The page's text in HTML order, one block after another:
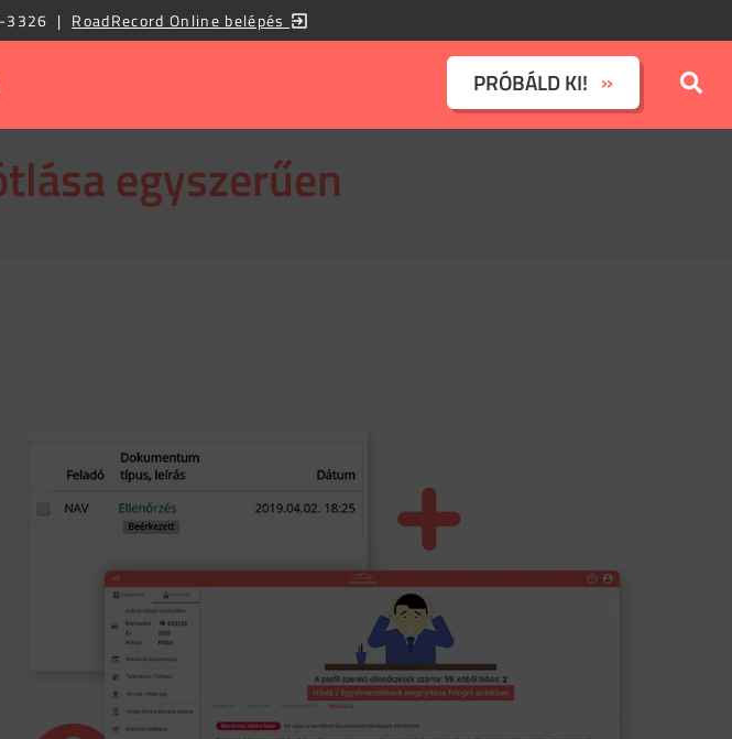
| RoadRecord Online belépés
PRÓBÁLD KI!
egyszerűen